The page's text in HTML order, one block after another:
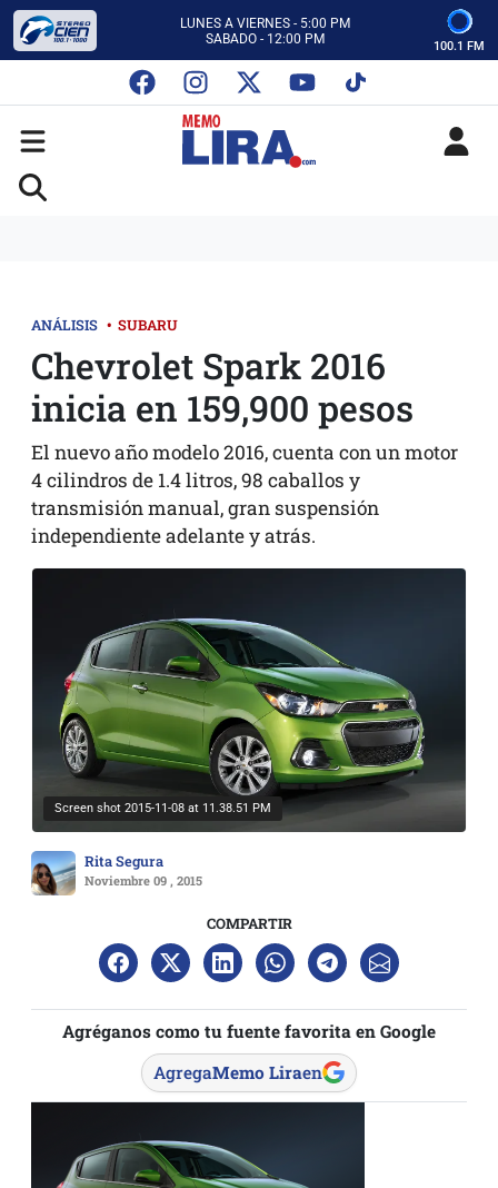
LUNES A VIERNES - 5:00 PM
SABADO - 12:00 PM
CON MEMO LIRA Y SU EQUIPO
LUNES A VIERNES - 5:00 PM
SABADO - 12:00 PM
100.1 FM
ANÁLISIS • SUBARU
Chevrolet Spark 2016
inicia en 159,900 pesos
El nuevo año modelo 2016, cuenta con un motor
4 cilindros de 1.4 litros, 98 caballos y
transmisión manual, gran suspensión
independiente adelante y atrás.
Screen shot 2015-11-08 at 11.38.51 PM
Rita Segura
Noviembre 09 , 2015
COMPARTIR
Agréganos como tu fuente favorita en Google
AgregaMemo Liraen